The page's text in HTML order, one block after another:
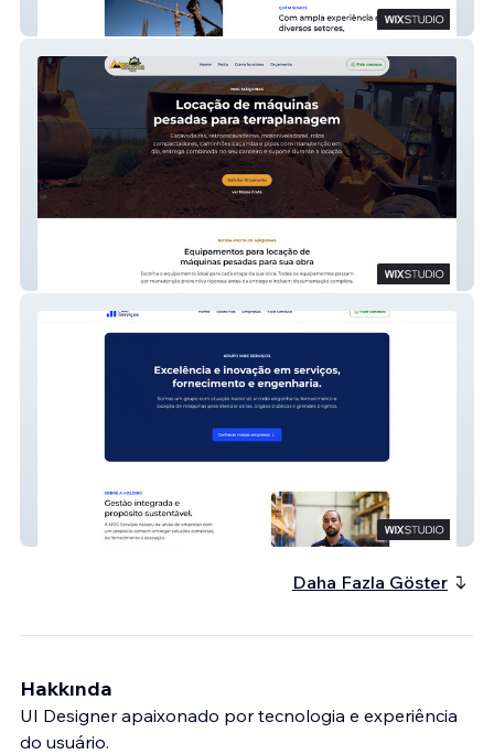
ASH Engenhanharia Integrada
Moc Maquinas
Moc Serviços
Daha Fazla Göster
Hakkında
UI Designer apaixonado por tecnologia e experiência
do usuário.